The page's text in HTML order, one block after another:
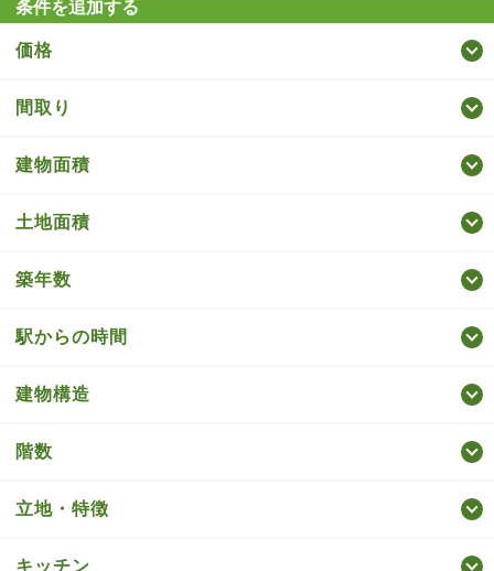
条件を追加する
価格
間取り
建物面積
土地面積
築年数
駅からの時間
建物構造
階数
立地・特徴
キッチン